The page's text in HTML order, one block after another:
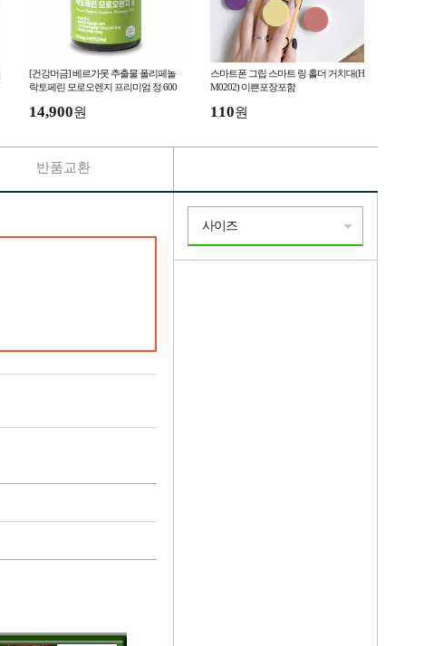
[건강머금] 베르가못 추출물 폴리페놀
락토페린 모로오렌지 프리미엄 정 600
14,900원
스마트폰 그립 스마트 링 홀더 거치대(H
M0202) 이쁜포장포함
110원
반품교환
사이즈